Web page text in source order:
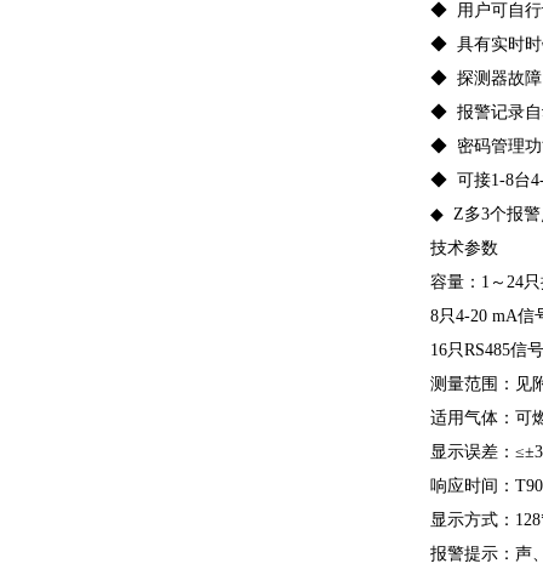
◆ 用户可自行
◆ 具有实时时
◆ 探测器故障
◆ 报警记录自
◆ 密码管理功
◆ 可接1-8台4-
◆ Z多3个报警
技术参数
容量：1～24
8只4-20 mA信
16只RS485信
测量范围：见
适用气体：可
显示误差：
响应时间：
显示方式：
报警提示：声